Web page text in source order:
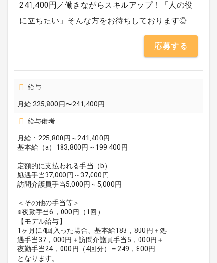
241,400円／働きながらスキルアップ！「人の役
に立ちたい」そんな方をお待ちしております◎
応募する
給与
月給 225,800円〜241,400円
給与備考
月給：225,800円～241,400円
基本給（a）183,800円～199,400円
定額的に支払われる手当（b）
処遇手当37,000円～37,000円
訪問介護員手当5,000円～5,000円
＜その他の手当等＞
※夜勤手当6，000円（1回）
【モデル給与】
1ヶ月に4回入った場合、基本給183，800円＋処
遇手当37，000円＋訪問介護員手当5，000円＋
夜勤手当24，000円（4回分）＝249，800円
となります。